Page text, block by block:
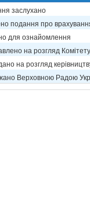
заслухано
подання про
для ознайомлення
на розгляд Комітету
на розгляд
Верховною Радою